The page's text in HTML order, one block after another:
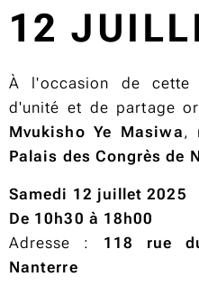
12
À l'occasion de cette
d'unité et de partage
Mvukisho Ye Masiwa,
Palais des Congrès de
Samedi 12 juillet 2025
De 10h30 à 18h00
Adresse : 118 rue
Nanterre